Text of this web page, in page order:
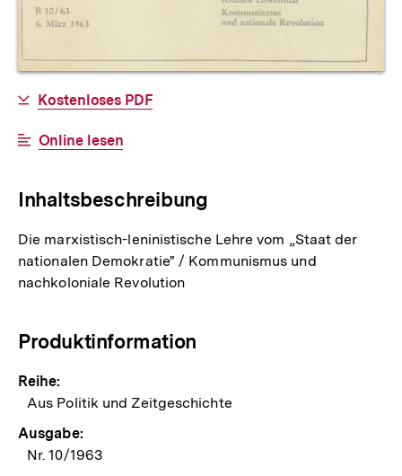
Allgemeine
Informationen
Download-
Kostenloses PDF
Interner
Online lesen
Inhaltsbeschreibung
Die marxistisch-leninistische Lehre vom „Staat der
nationalen Demokratie" / Kommunismus und
nachkoloniale Revolution
Produktinformation
Reihe:
Aus Politik und Zeitgeschichte
Ausgabe:
Nr. 10/1963